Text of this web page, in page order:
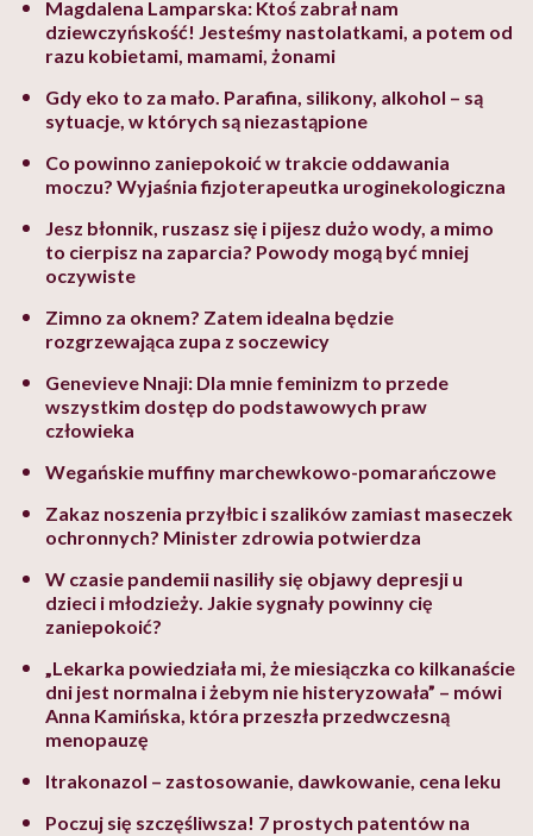
Magdalena Lamparska: Ktoś zabrał nam
dziewczyńskość! Jesteśmy nastolatkami, a potem od
razu kobietami, mamami, żonami
Gdy eko to za mało. Parafina, silikony, alkohol – są
sytuacje, w których są niezastąpione
Co powinno zaniepokoić w trakcie oddawania
moczu? Wyjaśnia fizjoterapeutka uroginekologiczna
Jesz błonnik, ruszasz się i pijesz dużo wody, a mimo
to cierpisz na zaparcia? Powody mogą być mniej
oczywiste
Zimno za oknem? Zatem idealna będzie
rozgrzewająca zupa z soczewicy
Genevieve Nnaji: Dla mnie feminizm to przede
wszystkim dostęp do podstawowych praw
człowieka
Wegańskie muffiny marchewkowo-pomarańczowe
Zakaz noszenia przyłbic i szalików zamiast maseczek
ochronnych? Minister zdrowia potwierdza
W czasie pandemii nasiliły się objawy depresji u
dzieci i młodzieży. Jakie sygnały powinny cię
zaniepokoić?
„Lekarka powiedziała mi, że miesiączka co kilkanaście
dni jest normalna i żebym nie histeryzowała” – mówi
Anna Kamińska, która przeszła przedwczesną
menopauzę
Itrakonazol – zastosowanie, dawkowanie, cena leku
Poczuj się szczęśliwsza! 7 prostych patentów na